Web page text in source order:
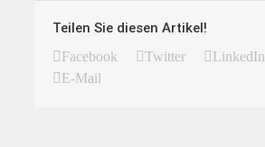
Teilen Sie diesen Artikel!
Facebook Twitter LinkedIn
E-Mail